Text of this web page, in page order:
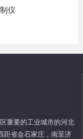
仪
重要的工业城市的河北
距省会石家庄，南至济